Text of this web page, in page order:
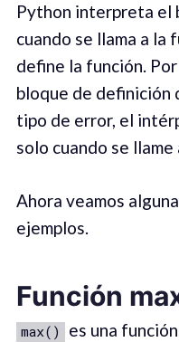
Python interpreta el
cuando se llama a la
define la función.
bloque de definición
tipo de error, el
solo cuando se llame
Ahora veamos
ejemplos.
Función
max()
es una